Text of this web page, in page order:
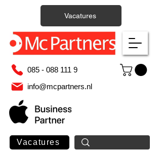
085 - 088 111 9
info@mcpartners.nl
Vacatures
Vacatures